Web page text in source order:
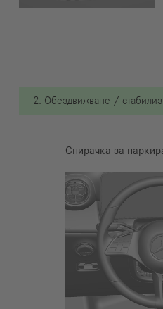
2. Обездвижване /
Спирачка за